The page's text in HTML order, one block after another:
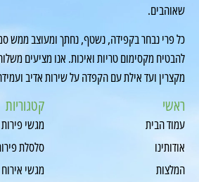
פרי נבחר בקפידה, נשטף, נחתך ומעוצב ממש סמוך
מקסימום טריות ואיכות. אנו מציעים משלוחי
ועד אילת עם הקפדה על שירות אדיב ועמידה
הבית
קטגוריות
מגשי פירות
סלסלת פירות
מגשי אירוח